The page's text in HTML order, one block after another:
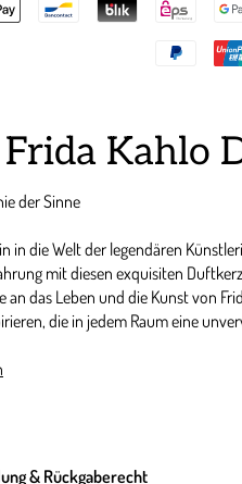
Kahlo
der Sinne
in die Welt der legendären
mit diesen exquisiten
an das Leben und die Kunst von
die in jedem Raum eine
& Rückgaberecht